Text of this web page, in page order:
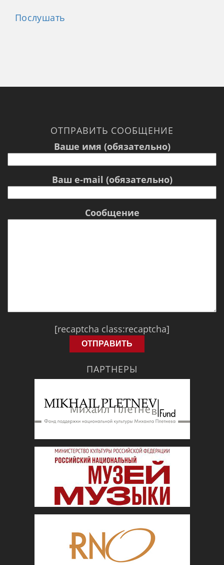
Послушать
ОТПРАВИТЬ СООБЩЕНИЕ
Ваше имя (обязательно)
Ваш e-mail (обязательно)
Сообщение
[recaptcha class:recaptcha]
ПАРТНЕРЫ